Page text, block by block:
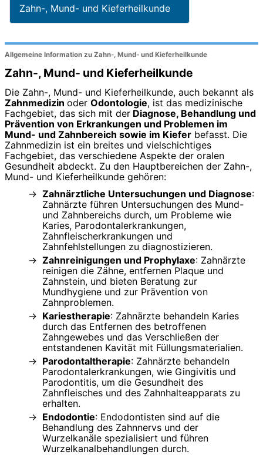
Zahn-, Mund- und Kieferheilkunde
Allgemeine Information zu Zahn-, Mund- und Kieferheilkunde
Zahn-, Mund- und Kieferheilkunde
Die Zahn-, Mund- und Kieferheilkunde, auch bekannt als
Zahnmedizin oder Odontologie, ist das medizinische
Fachgebiet, das sich mit der Diagnose, Behandlung und
Prävention von Erkrankungen und Problemen im
Mund- und Zahnbereich sowie im Kiefer befasst. Die
Zahnmedizin ist ein breites und vielschichtiges
Fachgebiet, das verschiedene Aspekte der oralen
Gesundheit abdeckt. Zu den Hauptbereichen der Zahn-,
Mund- und Kieferheilkunde gehören:
Zahnärztliche Untersuchungen und Diagnose:
Zahnärzte führen Untersuchungen des Mund-
und Zahnbereichs durch, um Probleme wie
Karies, Parodontalerkrankungen,
Zahnfleischerkrankungen und
Zahnfehlstellungen zu diagnostizieren.
Zahnreinigungen und Prophylaxe: Zahnärzte
reinigen die Zähne, entfernen Plaque und
Zahnstein, und bieten Beratung zur
Mundhygiene und zur Prävention von
Zahnproblemen.
Kariestherapie: Zahnärzte behandeln Karies
durch das Entfernen des betroffenen
Zahngewebes und das Verschließen der
entstandenen Kavität mit Füllungsmaterialien.
Parodontaltherapie: Zahnärzte behandeln
Parodontalerkrankungen, wie Gingivitis und
Parodontitis, um die Gesundheit des
Zahnfleisches und des Zahnhalteapparats zu
erhalten.
Endodontie: Endodontisten sind auf die
Behandlung des Zahnnervs und der
Wurzelkanäle spezialisiert und führen
Wurzelkanalbehandlungen durch.